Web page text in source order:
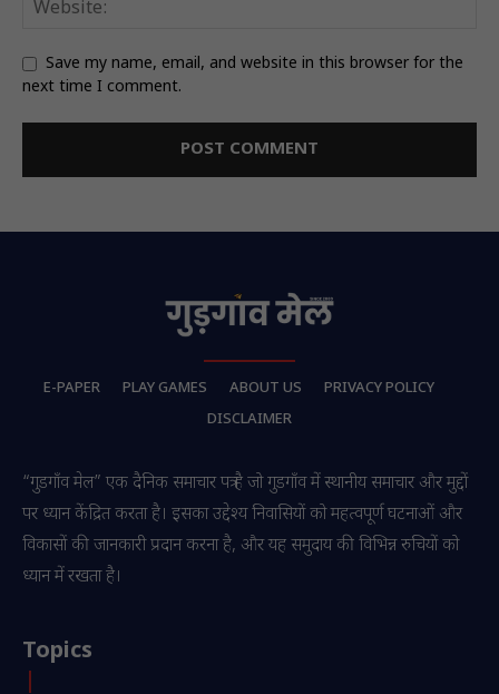
Save my name, email, and website in this browser for the
next time I comment.
E-PAPER PLAY GAMES ABOUT US
PRIVACY POLICY
DISCLAIMER
“गुडगाँव मेल” एक दैनिक समाचार पत्र है जो गुडगाँव में स्थानीय समाचार और मुद्दों
पर ध्यान केंद्रित करता है। इसका उद्देश्य निवासियों को महत्वपूर्ण घटनाओं और
विकासों की जानकारी प्रदान करना है, और यह समुदाय की विभिन्न रुचियों को
ध्यान में रखता है।
Topics